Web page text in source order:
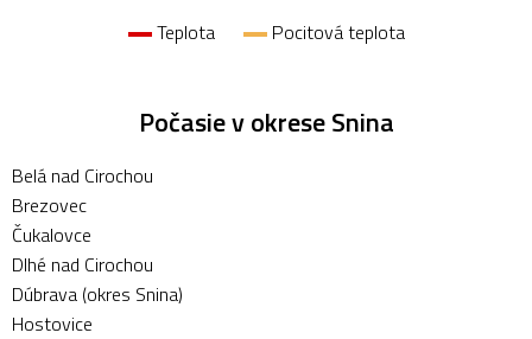
Teplota Pocitová teplota
Počasie v okrese Snina
Belá nad Cirochou
Brezovec
Čukalovce
Dlhé nad Cirochou
Dúbrava (okres Snina)
Hostovice